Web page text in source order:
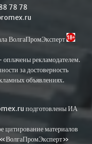
78 78
ВолгаПромЭксперт
рекламодателем.
за достоверность
объявлениях.
подготовлены ИА
цитирование материалов